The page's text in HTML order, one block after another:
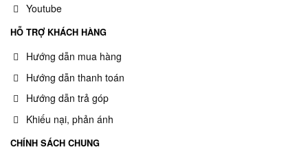
Youtube
HỖ TRỢ KHÁCH HÀNG
Hướng dẫn mua hàng
Hướng dẫn thanh toán
Hướng dẫn trả góp
Khiếu nại, phản ánh
CHÍNH SÁCH CHUNG